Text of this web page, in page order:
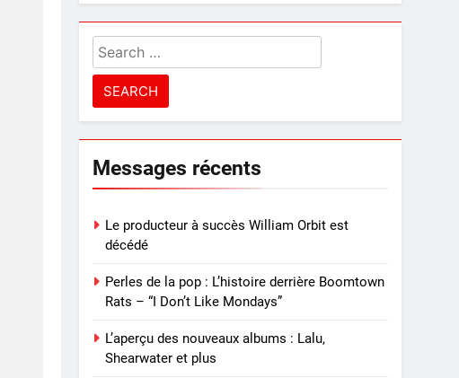
Search
for:
Messages récents
Le producteur à succès William Orbit est
décédé
Perles de la pop : L’histoire derrière Boomtown
Rats – “I Don’t Like Mondays”
L’aperçu des nouveaux albums : Lalu,
Shearwater et plus